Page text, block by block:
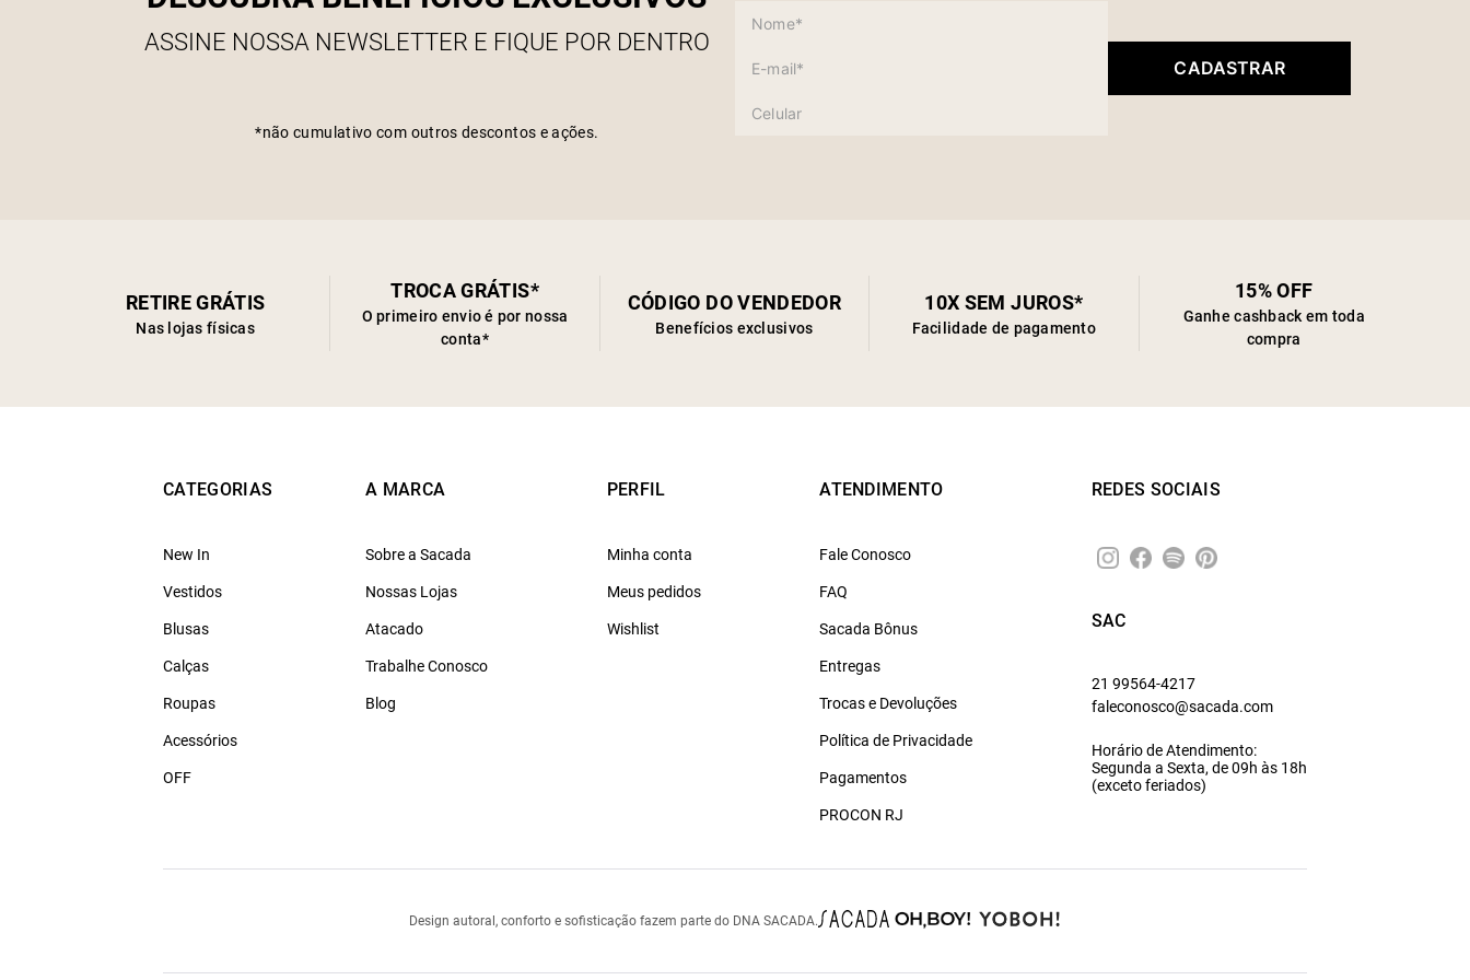
ASSINE NOSSA NEWSLETTER E FIQUE POR DENTRO
*não cumulativo com outros descontos e ações.
CADASTRAR
RETIRE GRÁTIS
Nas lojas físicas
TROCA GRÁTIS*
O primeiro envio é por nossa
conta*
CÓDIGO DO VENDEDOR
Benefícios exclusivos
10X SEM JUROS*
Facilidade de pagamento
15% OFF
Ganhe cashback em toda
compra
CATEGORIAS
New In
Vestidos
Blusas
Calças
Roupas
Acessórios
OFF
A MARCA
Sobre a Sacada
Nossas Lojas
Atacado
Trabalhe Conosco
Blog
PERFIL
Minha conta
Meus pedidos
Wishlist
ATENDIMENTO
Fale Conosco
FAQ
Sacada Bônus
Entregas
Trocas e Devoluções
Política de Privacidade
Pagamentos
PROCON RJ
REDES SOCIAIS
SAC
21 99564-4217
faleconosco@sacada.com
Horário de Atendimento:
Segunda a Sexta, de 09h às 18h
(exceto feriados)
Design autoral, conforto e sofisticação fazem parte do DNA SACADA.